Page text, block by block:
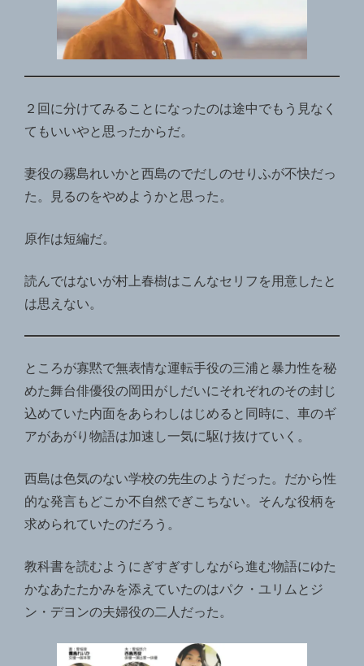
２回に分けてみることになったのは途中でもう見なく
てもいいやと思ったからだ。
妻役の霧島れいかと西島のでだしのせりふが不快だっ
た。見るのをやめようかと思った。
原作は短編だ。
読んではないが村上春樹はこんなセリフを用意したと
は思えない。
ところが寡黙で無表情な運転手役の三浦と暴力性を秘
めた舞台俳優役の岡田がしだいにそれぞれのその封じ
込めていた内面をあらわしはじめると同時に、車のギ
アがあがり物語は加速し一気に駆け抜けていく。
西島は色気のない学校の先生のようだった。だから性
的な発言もどこか不自然でぎこちない。そんな役柄を
求められていたのだろう。
教科書を読むようにぎすぎすしながら進む物語にゆた
かなあたたかみを添えていたのはパク・ユリムとジ
ン・デヨンの夫婦役の二人だった。